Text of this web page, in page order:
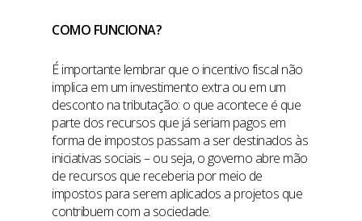
COMO FUNCIONA?
É importante lembrar que o incentivo fiscal não
implica em um investimento extra ou em um
desconto na tributação: o que acontece é que
parte dos recursos que já seriam pagos em
forma de impostos passam a ser destinados às
iniciativas sociais – ou seja, o governo abre mão
de recursos que receberia por meio de
impostos para serem aplicados a projetos que
contribuem com a sociedade.